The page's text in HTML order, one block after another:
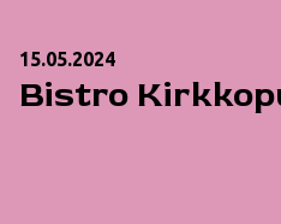
15.05.2024
Bistro